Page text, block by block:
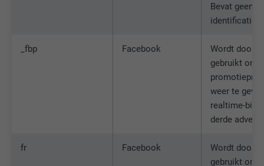
Bevat geen
_fbp Facebook
Wordt door
gebruikt om
weer te
realtime-
derde
fr Facebook
Wordt door
gebruikt om